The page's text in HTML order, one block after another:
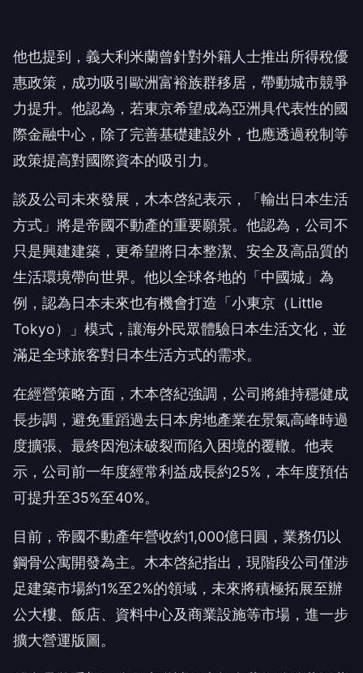
他也提到，義大利米蘭曾針對外籍人士推出所得稅優
惠政策，成功吸引歐洲富裕族群移居，帶動城市競爭
力提升。他認為，若東京希望成為亞洲具代表性的國
際金融中心，除了完善基礎建設外，也應透過稅制等
政策提高對國際資本的吸引力。
談及公司未來發展，木本啓紀表示，「輸出日本生活
方式」將是帝國不動產的重要願景。他認為，公司不
只是興建建築，更希望將日本整潔、安全及高品質的
生活環境帶向世界。他以全球各地的「中國城」為
例，認為日本未來也有機會打造「小東京（Little
Tokyo）」模式，讓海外民眾體驗日本生活文化，並
滿足全球旅客對日本生活方式的需求。
在經營策略方面，木本啓紀強調，公司將維持穩健成
長步調，避免重蹈過去日本房地產業在景氣高峰時過
度擴張、最終因泡沫破裂而陷入困境的覆轍。他表
示，公司前一年度經常利益成長約25%，本年度預估
可提升至35%至40%。
目前，帝國不動產年營收約1,000億日圓，業務仍以
鋼骨公寓開發為主。木本啓紀指出，現階段公司僅涉
足建築市場約1%至2%的領域，未來將積極拓展至辦
公大樓、飯店、資料中心及商業設施等市場，進一步
擴大營運版圖。